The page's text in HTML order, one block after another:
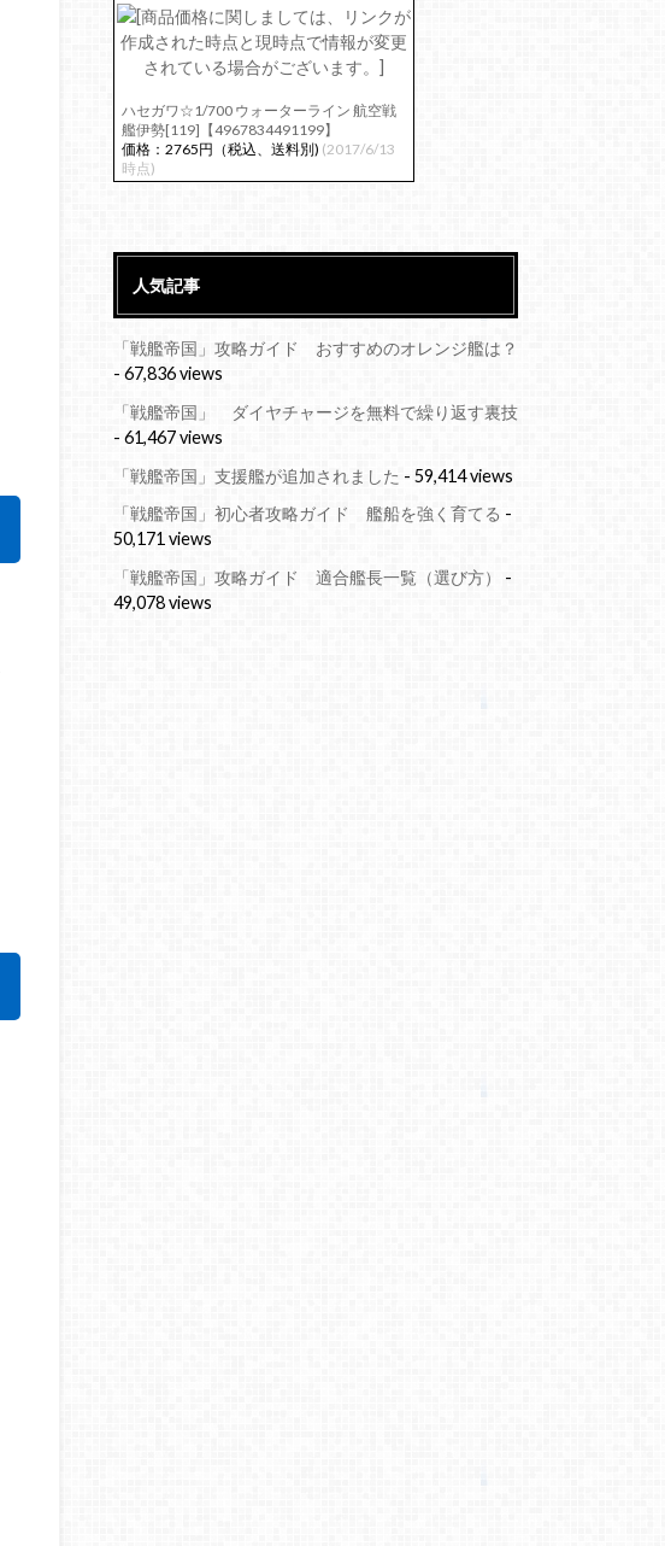
ハセガワ☆1/700 ウォーターライン 航空戦
艦伊勢[119]【4967834491199】
価格：2765円（税込、送料別) (2017/6/13
時点)
人気記事
「戦艦帝国」攻略ガイド おすすめのオレンジ艦は？
- 67,836 views
「戦艦帝国」 ダイヤチャージを無料で繰り返す裏技
- 61,467 views
「戦艦帝国」支援艦が追加されました - 59,414 views
「戦艦帝国」初心者攻略ガイド 艦船を強く育てる -
50,171 views
「戦艦帝国」攻略ガイド 適合艦長一覧（選び方）
-
49,078 views